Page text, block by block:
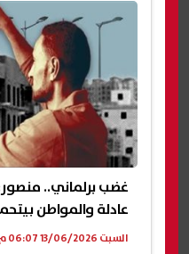
غضب برلماني..
عادلة والمواطن
السبت 13/06/2026 06:07 م